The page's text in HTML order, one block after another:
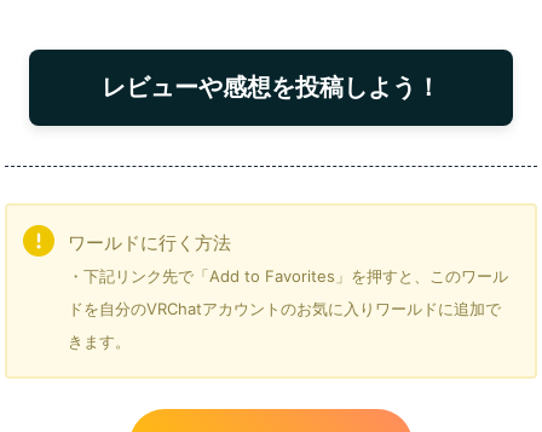
レビューや感想を投稿しよう！
ワールドに行く方法
・下記リンク先で「Add to Favorites」を押すと、このワール
ドを自分のVRChatアカウントのお気に入りワールドに追加で
きます。